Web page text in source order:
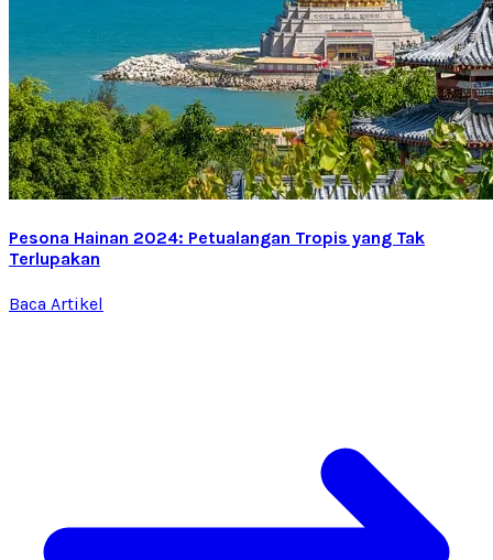
Pesona Hainan 2024: Petualangan Tropis yang Tak
Terlupakan
Baca Artikel